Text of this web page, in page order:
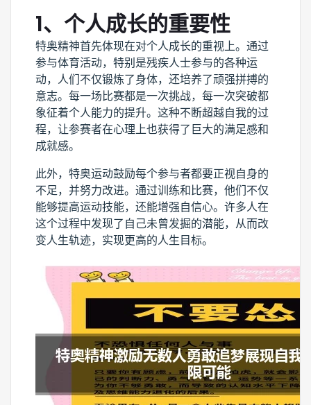
1、个人成长的重要性
特奥精神首先体现在对个人成长的重视上。通过
参与体育活动，特别是残疾人士参与的各种运
动，人们不仅锻炼了身体，还培养了顽强拼搏的
意志。每一场比赛都是一次挑战，每一次突破都
象征着个人能力的提升。这种不断超越自我的过
程，让参赛者在心理上也获得了巨大的满足感和
成就感。
此外，特奥运动鼓励每个参与者都要正视自身的
不足，并努力改进。通过训练和比赛，他们不仅
能够提高运动技能，还能增强自信心。许多人在
这个过程中发现了自己未曾发掘的潜能，从而改
变人生轨迹，实现更高的人生目标。